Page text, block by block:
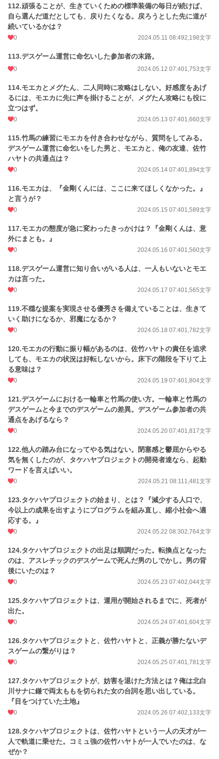
112.頑張ることが、生きていくための標準装備の毎日が続けば、
自ら選んだ道だとしても、戻りたくなる。戻ろうとした先に道が
続いているかは？
0 2024.05.11 08:492,198文字
113.デスゲーム運営に命乞いした参加者の末路。
0 2024.05.12 07:401,753文字
114.モエカとメグたん、二人同時に攻略はしない。好感度をあげ
るには、モエカに先に声を掛けることが、メグたん攻略にも役に
立つはず。
0 2024.05.13 07:401,660文字
115.竹馬の練習にモエカを付き合わせながら、質問をしてみる。
デスゲーム運営に命乞いをした男と、モエカと、俺の友達、佐竹
ハヤトの共通点は？
0 2024.05.14 07:401,894文字
116.モエカは、『金剛くんには、ここに来てほしくなかった。』
と言うが？
0 2024.05.15 07:401,589文字
117.モエカの態度が急に変わったきっかけは？『金剛くんは、意
外にまとも。』
0 2024.05.16 07:401,560文字
118.デスゲーム運営に知り合いがいる人は、一人もいないとモエ
カは言った。
0 2024.05.17 07:401,565文字
119.不穏な提案を実現させる優秀さを備えていることは、生きて
いく助けになるか、邪魔になるか？
0 2024.05.18 07:401,782文字
120.モエカの行動に振り幅があるのは、佐竹ハヤトの責任を追求
しても、モエカの状況は好転しないから。床下の階段を下りて上
る意味は？
0 2024.05.19 07:401,804文字
121.デスゲームにおける一輪車と竹馬の使い方。一輪車と竹馬の
デスゲームと今までのデスゲームの差異。デスゲーム参加者の共
通点をあげるなら？
0 2024.05.20 07:401,817文字
122.他人の踏み台になってやる気はない。閉塞感と鬱屈からやる
気を無くしたのが、タケハヤプロジェクトの開発者達なら、起動
ワードを言えばいい。
0 2024.05.21 08:111,481文字
123.タケハヤプロジェクトの始まり、とは？『減少する人口で、
今以上の成果を出すようにプログラムを組み直し、縮小社会へ適
応する。』
0 2024.05.22 08:302,764文字
124.タケハヤプロジェクトの出足は順調だった。転換点となった
のは、アスレチックのデスゲームで死んだ男のしでかし。男の背
後にいたのは？
0 2024.05.23 07:402,044文字
125.タケハヤプロジェクトは、運用が開始されるまでに、死者が
出た。
0 2024.05.24 07:401,604文字
126.タケハヤプロジェクトと、佐竹ハヤトと、正義が勝たないデ
スゲームの繋がりは？
0 2024.05.25 07:401,781文字
127.タケハヤプロジェクトが、妨害を退けた方法とは？俺は北白
川サナに鎌で両太ももを切られた女の台詞を思い出している。
『目をつけていた土地』
0 2024.05.26 07:402,133文字
128.タケハヤプロジェクトは、佐竹ハヤトという一人の天才が一
人で軌道に乗せた。コミュ強の佐竹ハヤトが一人でいたのは、な
ぜか？